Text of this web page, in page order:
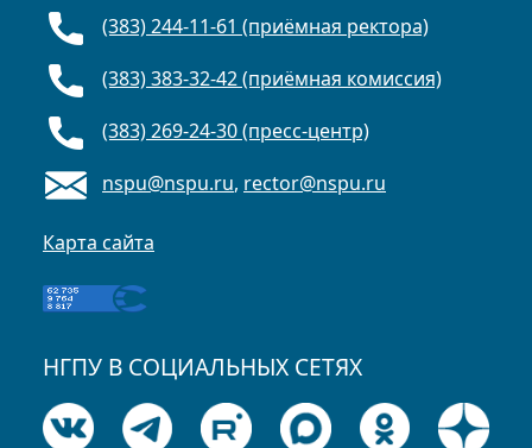
(383) 244-11-61 (приёмная ректора)
(383) 383-32-42 (приёмная комиссия)
(383) 269-24-30 (пресс-центр)
nspu@nspu.ru, rector@nspu.ru
Карта сайта
НГПУ В СОЦИАЛЬНЫХ СЕТЯХ